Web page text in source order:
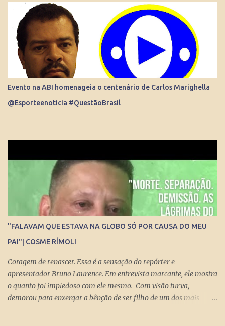
sociedade democrática exige mecanismos de controle para que
essa democracia funcione bem.
Evento na ABI homenageia o centenário de Carlos Marighella
@Esporteenoticia #QuestãoBrasil
"FALAVAM QUE ESTAVA NA GLOBO SÓ POR CAUSA DO MEU
PAI"| COSME RÍMOLI
Coragem de renascer. Essa é a sensação do repórter e
apresentador Bruno Laurence. Em entrevista marcante, ele mostra
o quanto foi impiedoso com ele mesmo. Com visão turva,
demorou para enxergar a bênção de ser filho de um dos mais